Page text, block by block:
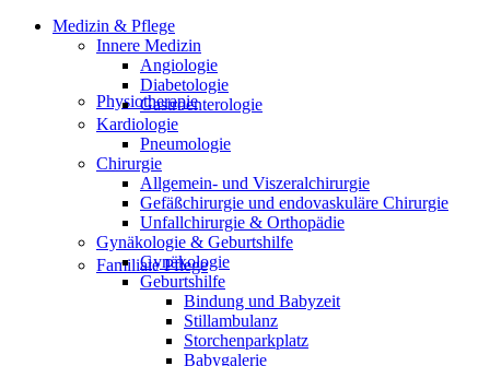
Physiotherapie
Familiale Pflege
Medizin & Pflege
Innere Medizin
Angiologie
Diabetologie
Gastroenterologie
Kardiologie
Pneumologie
Chirurgie
Allgemein- und Viszeralchirurgie
Gefäßchirurgie und endovaskuläre Chirurgie
Unfallchirurgie & Orthopädie
Gynäkologie & Geburtshilfe
Gynäkologie
Geburtshilfe
Bindung und Babyzeit
Stillambulanz
Storchenparkplatz
Babygalerie